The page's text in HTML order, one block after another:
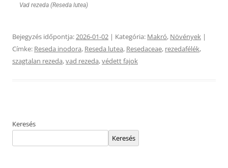
Vad rezeda (Reseda lutea)
Bejegyzés időpontja:2026-01-02 | Kategória: Makró, Növények |
Címke: Reseda inodora, Reseda lutea, Resedaceae, rezedafélék,
szagtalan rezeda,vad rezeda,védett fajok
Keresés
Keresés